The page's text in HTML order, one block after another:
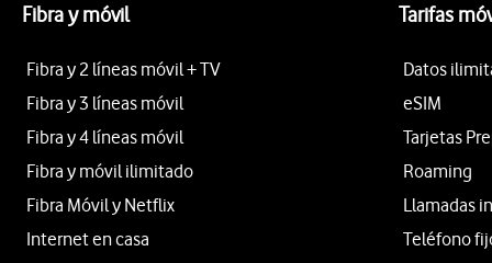
Fibra y móvil
Fibra y 2 líneas móvil + TV
Fibra y 3 líneas móvil
Fibra y 4 líneas móvil
Fibra y móvil ilimitado
Fibra Móvil y Netflix
Internet en casa
Tarifas
Datos
eSIM
Tarjetas
Roaming
Llamadas
Teléfono